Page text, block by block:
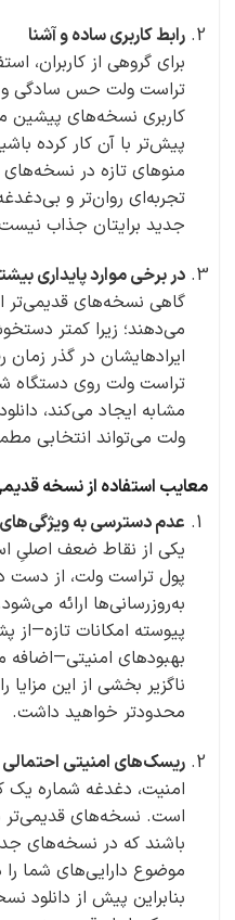
رابط کاربری ساده و آشنا
برای گروهی از کاربران،
تراست ولت حس سادگی و
کاربری نسخه‌های پیشین
پیش‌تر با آن کار کرده
منوهای تازه در
تجربه‌ای روان‌تر و
جدید برایتان جذاب
در برخی موارد پایداری
گاهی نسخه‌های قدیمی‌تر
می‌دهند؛ زیرا کمتر
ایرادهایشان در گذر
تراست ولت روی دستگاه
مشابه ایجاد می‌کند،
ولت می‌تواند انتخابی
معایب استفاده از نسخه
عدم دسترسی به
یکی از نقاط ضعف اصلیِ
پول تراست ولت، از دست
به‌روزرسانی‌ها ارائه
پیوسته امکانات تازه—از
بهبودهای
ناگزیر بخشی از این
محدودتر خواهید داشت.
ریسک‌های امنیتی احتمالی
امنیت، دغدغه شماره یک
است. نسخه‌های
باشند که در نسخه‌های
موضوع دارایی‌های شما
بنابراین پیش از دانلود